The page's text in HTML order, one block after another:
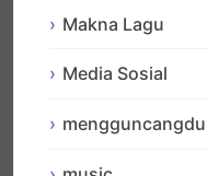
Makna Lagu
Media Sosial